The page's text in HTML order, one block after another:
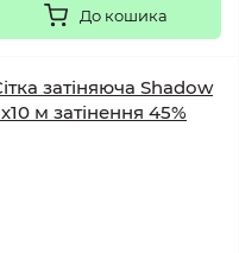
До кошика
затіняюча Shadow
м затінення 45%